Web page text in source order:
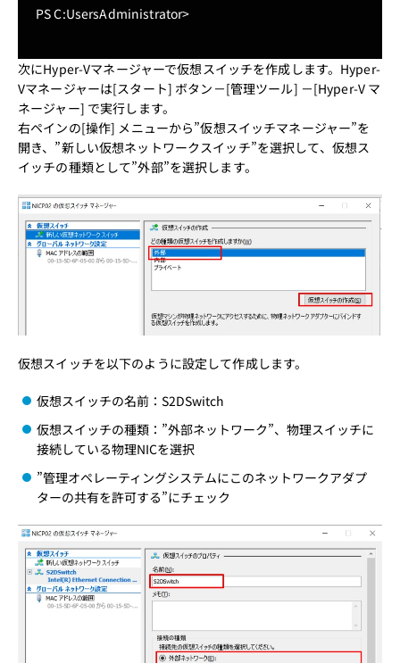
PS C:UsersAdministrator>
次にHyper-Vマネージャーで仮想スイッチを作成します。Hyper-
Vマネージャーは[スタート] ボタン－[管理ツール] －[Hyper-V マ
ネージャー] で実行します。
右ペインの[操作] メニューから”仮想スイッチマネージャー”を
開き、”新しい仮想ネットワークスイッチ”を選択して、仮想ス
イッチの種類として”外部”を選択します。
仮想スイッチを以下のように設定して作成します。
仮想スイッチの名前：S2DSwitch
仮想スイッチの種類：”外部ネットワーク”、物理スイッチに
接続している物理NICを選択
”管理オペレーティングシステムにこのネットワークアダプ
ターの共有を許可する”にチェック